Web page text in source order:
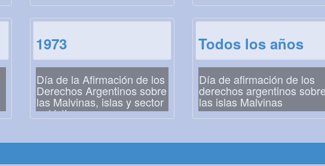
1973
Día de la Afirmación de los
Derechos Argentinos sobre
las Malvinas, islas y sector
antártico
Todos los años
Día de afirmación de los
derechos argentinos sobre
las islas Malvinas